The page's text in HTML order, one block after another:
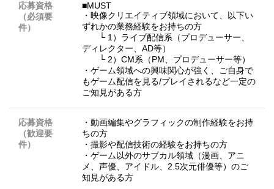
応募資格
（必須要
件）
■MUST
・映像クリエイティブ領域において、以下い
ずれかの業務経験をお持ちの方
└ 1）ライブ配信系（プロデューサー、
ディレクター、AD等）
└ 2）CM系（PM、プロデューサー等）
・ゲーム領域への興味関心が強く、ご自身で
もゲーム配信を見る/プレイされるなど一定の
ご知見がある方
応募資格
（歓迎要
件）
・動画編集やグラフィックの制作経験をお持
ちの方
・撮影や配信技術の経験をお持ちの方
・ゲーム以外のサブカル領域（漫画、アニ
メ、声優、アイドル、2.5次元俳優等）のご
知見がある方